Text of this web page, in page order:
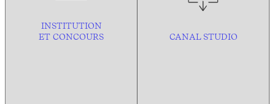
INSTITUTION
ET CONCOURS
CANAL STUDIO